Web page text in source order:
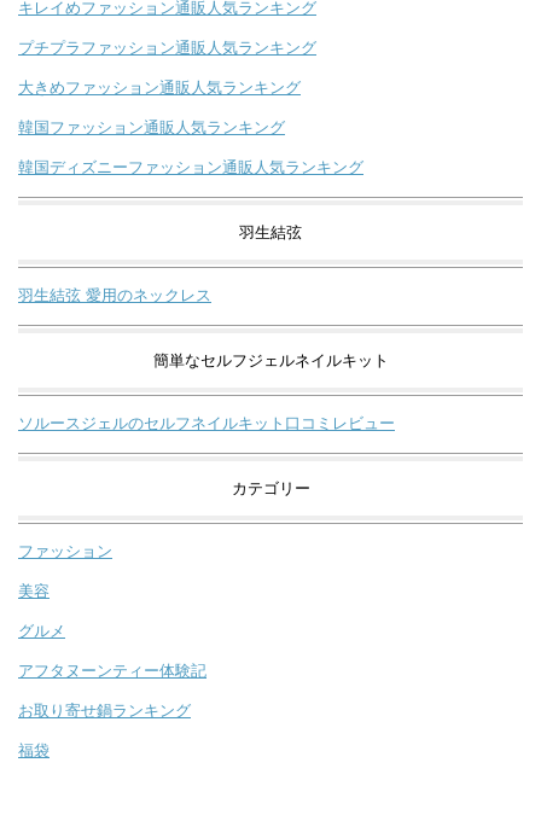
キレイめファッション通販人気ランキング
プチプラファッション通販人気ランキング
大きめファッション通販人気ランキング
韓国ファッション通販人気ランキング
韓国ディズニーファッション通販人気ランキング
羽生結弦
羽生結弦 愛用のネックレス
簡単なセルフジェルネイルキット
ソルースジェルのセルフネイルキット口コミレビュー
カテゴリー
ファッション
美容
グルメ
アフタヌーンティー体験記
お取り寄せ鍋ランキング
福袋